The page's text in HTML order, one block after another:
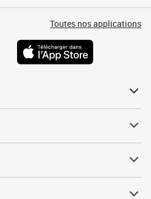
Toutes nos applications